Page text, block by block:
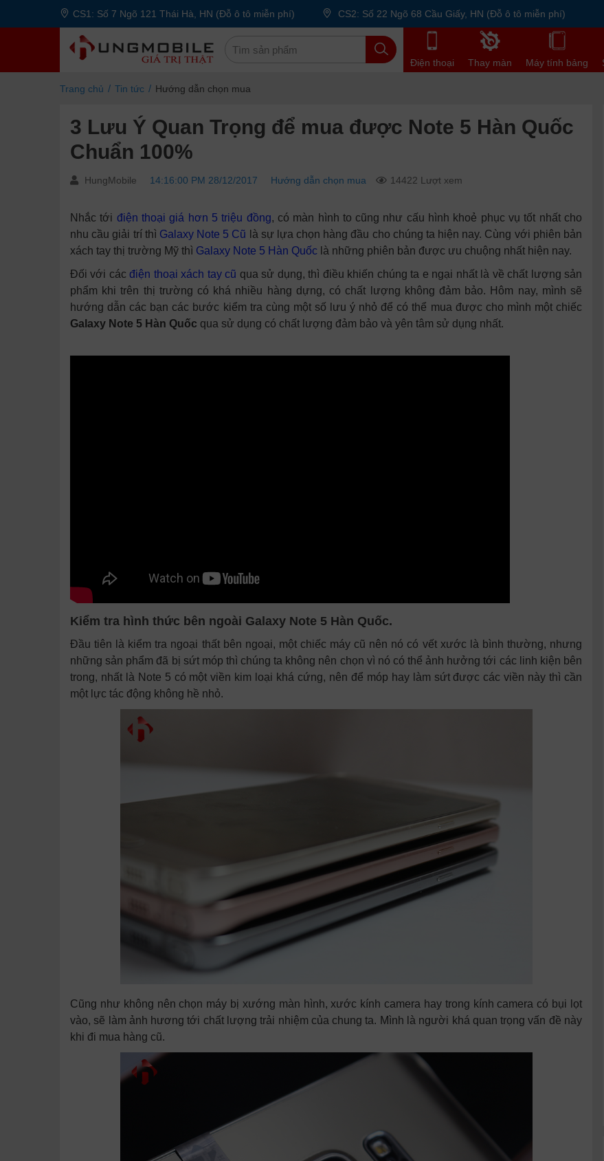
CS1: Số 7 Ngõ 121 Thái Hà, HN (Đỗ ô tô miễn phí) CS2: Số 22 Ngõ 68 Cầu Giấy, HN (Đỗ ô tô miễn phí)
Điện thoại Thay màn Máy tính bảng
Trang chủ Tin tức Hướng dẫn chọn mua
3 Lưu Ý Quan Trọng để mua được Note 5 Hàn Quốc
Chuẩn 100%
HungMobile 14:16:00 PM 28/12/2017 Hướng dẫn chọn mua 14422 Lượt xem
Nhắc tới điện thoại giá hơn 5 triệu đồng, có màn hình to cũng như cấu hình khoẻ phục vụ tốt nhất cho
nhu cầu giải trí thì Galaxy Note 5 Cũ
là sự lựa chọn hàng đầu cho chúng ta hiện nay. Cùng với phiên bản
xách tay thị trường Mỹ thì Galaxy Note 5 Hàn Quốc là những phiên bản được ưu chuộng nhất hiện nay.
Đối với cácđiện thoại xách tay cũ qua sử dụng, thì điều khiến chúng ta e ngại nhất là về chất lượng sản
phẩm khi trên thị trường có khá nhiều hàng dựng, có chất lượng không đảm bảo. Hôm nay, mình sẽ
hướng dẫn các bạn các bước kiểm tra cùng một số lưu ý nhỏ để có thể mua được cho mình một chiếc
Galaxy Note 5 Hàn Quốc qua sử dụng có chất lượng đảm bảo và yên tâm sử dụng nhất.
Kiểm tra hình thức bên ngoài Galaxy Note 5 Hàn Quốc.
Đầu tiên là kiểm tra ngoại thất bên ngoại, một chiếc máy cũ nên nó có vết xước là bình thường, nhưng
những sản phẩm đã bị sứt móp thì chúng ta không nên chọn vì nó có thể ảnh hưởng tới các linh kiện bên
trong, nhất là Note 5 có một viền kim loại khá cứng, nên để móp hay làm sứt được các viền này thì cần
một lực tác động không hề nhỏ.
Cũng như không nên chọn máy bị xướng màn hình, xước kính camera hay trong kính camera có bụi lọt
vào, sẽ làm ảnh hương tới chất lượng trải nhiệm của chung ta. Mình là người khá quan trọng vấn đề này
khi đi mua hàng cũ.